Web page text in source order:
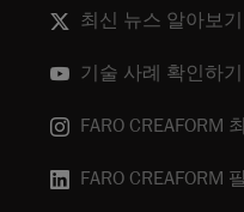
최신 뉴스 알아보기
기술 사례 확인하기
FARO CREAFORM
FARO CREAFORM